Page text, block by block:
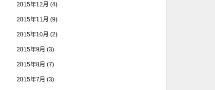
2015年12月 (4)
2015年11月 (9)
2015年10月 (2)
2015年9月 (3)
2015年8月 (7)
2015年7月 (3)